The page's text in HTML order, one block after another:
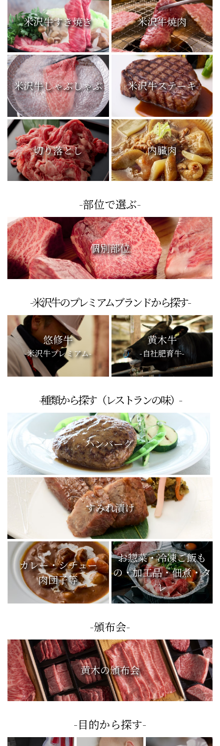
米沢牛すき焼き 米沢牛焼肉
米沢牛しゃぶしゃぶ 米沢牛ステーキ
切り落とし 内臓肉
-部位で選ぶ-
個別部位
-米沢牛のプレミアムブランドから探す-
悠修牛
-米沢牛プレミアム-
黄木牛
-自社肥育牛-
-種類から探す（レストランの味）-
ハンバーグ
すみれ漬け
カレー・シチュー
肉団子等
お惣菜・冷凍ご飯も
の・加工品・佃煮・タ
レ
-頒布会-
黄木の頒布会
-目的から探す-